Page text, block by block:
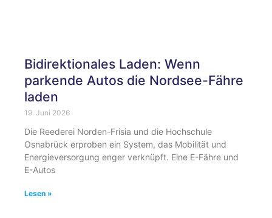
Bidirektionales Laden: Wenn
parkende Autos die Nordsee-Fähre
laden
19. Juni 2026
Die Reederei Norden-Frisia und die Hochschule
Osnabrück erproben ein System, das Mobilität und
Energieversorgung enger verknüpft. Eine E-Fähre und
E-Autos
Lesen »